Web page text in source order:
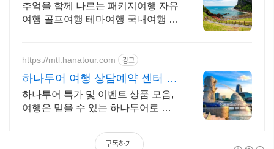
추억을 함께 나르는 패키지여행 자유
여행 골프여행 테마여행 국내여행 해
https://mtl.hanatour.com 광고
하나투어 여행 상담예약 센터 하
나투어 공식인증예약센터 !
하나투어 특가 및 이벤트 상품 모음,
여행은 믿을 수 있는 하나투어로 떠
구독하기